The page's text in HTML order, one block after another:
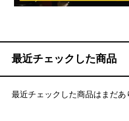
最近チェックした商品
最近チェックした商品はまだあ